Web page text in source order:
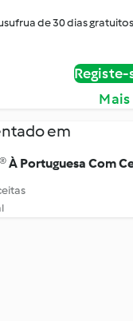
de 30 dias
em
À Portuguesa Com